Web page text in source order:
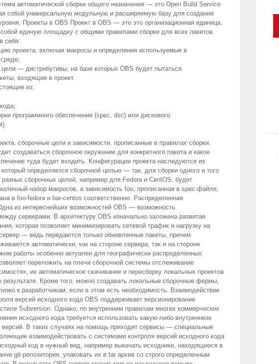
автоматической сборки общего назначения — это Open Build Service
собой универсальную модульную и расширяемую базу для создания
Проекты в OBS Проект в OBS — это это организационная единица,
единую площадку с общими правилами сборки для всех пакетов.
себя:
проекта, включая макросы и определения используемые в
цели — дистрибутивы, на базе которыхOBS будет пытаться
входящие в проект.
из:
программного обеспечения (spec, dsc) или дискового
сборочные цели и зависимости, прописанные в правилах сборки,
создаваться сборочное окружение для конкретного пакета и какое
туда будет входить. Конфигурации проекта наследуются из
который определяется сборочной целью — так, для сборки одного и того
сборочных целей, например для Fedora и CentOS, будет
набор макросов, а зависимость foo, прописанная в spec-файле,
в foo-fedora и bar-centos соответственно. Распределенная
из интереснейших возможностей OBS — возможность
серверами. В архитектуру OBS изначально заложена развитая
которая позволяет минимизировать сетевой трафик и нагрузку на
— ведь передаются только обновленные пакеты, причем
автоматически, как на стороне сервера, так и на стороне
работы особенно актуален для географически распределенных
переложить на плечи сборочной системы отслеживание
их автоматическое скачивание и пересборку локальных проектов
Кроме того, можно создавать локальные сборочные фермы,
к разработчикам, если в этом есть необходимость. Взаимодействие
версий исходного кода OBS поддерживает версионирование
Subversion. Однако, по внутренним правилам многих коммерческих
исходного кода требуется использовать какую-либо внутреннюю
версий. В таких случаях на помощь приходят сервисы — специальные
взаимодействовать с системами контроля версий исходного кода
код в нужный вид, например выкачать исходники, находящиеся в
git-репозитория, упаковать их в tar архив со строго определенным